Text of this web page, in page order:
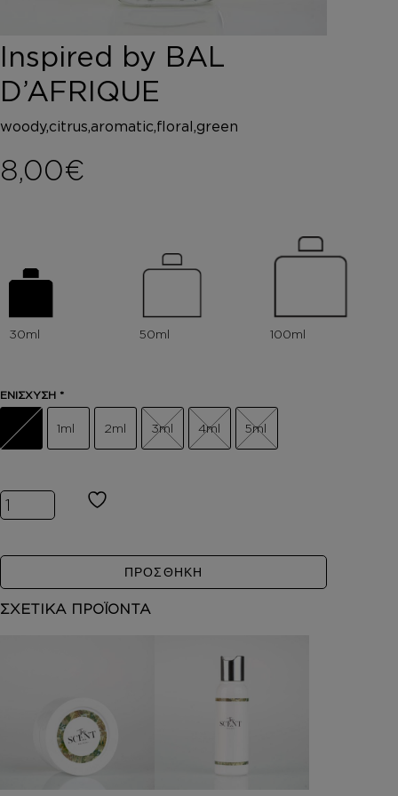
HOROMIA
SPECIAL OFFERS
ΚΑΛΑΘΙ
Inspired by BAL
D’AFRIQUE
woody,citrus,aromatic,floral,green
8,00€
ΕΝΙΣΧΥΣΗ *
1ml 2ml 3ml 4ml 5ml
Inspired by BAL D'AFRIQUE ποσότητα
ΠΡΟΣΘΗΚΗ
ΣΧΕΤΙΚΑ ΠΡΟΪΟΝΤΑ